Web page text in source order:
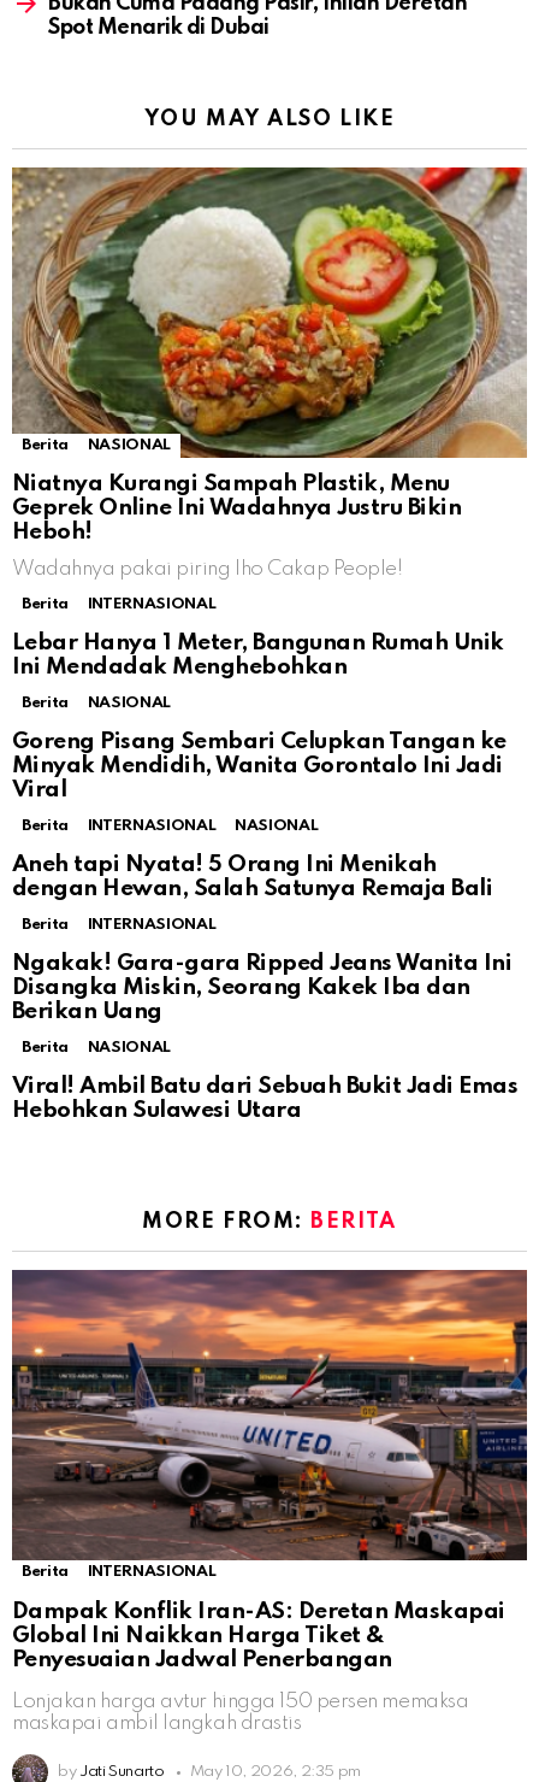
Spot Menarik di Dubai
YOU MAY ALSO LIKE
Berita NASIONAL
Niatnya Kurangi Sampah Plastik, Menu
Geprek Online Ini Wadahnya Justru Bikin
Heboh!
Wadahnya pakai piring lho Cakap People!
Berita INTERNASIONAL
Lebar Hanya 1 Meter, Bangunan Rumah Unik
Ini Mendadak Menghebohkan
Berita NASIONAL
Goreng Pisang Sembari Celupkan Tangan ke
Minyak Mendidih, Wanita Gorontalo Ini Jadi
Viral
Berita INTERNASIONAL NASIONAL
Aneh tapi Nyata! 5 Orang Ini Menikah
dengan Hewan, Salah Satunya Remaja Bali
Berita INTERNASIONAL
Ngakak! Gara-gara Ripped Jeans Wanita Ini
Disangka Miskin, Seorang Kakek Iba dan
Berikan Uang
Berita NASIONAL
Viral! Ambil Batu dari Sebuah Bukit Jadi Emas
Hebohkan Sulawesi Utara
MORE FROM: BERITA
Berita INTERNASIONAL
Dampak Konflik Iran-AS: Deretan Maskapai
Global Ini Naikkan Harga Tiket &
Penyesuaian Jadwal Penerbangan
Lonjakan harga avtur hingga 150 persen memaksa
maskapai ambil langkah drastis
by Jati Sunarto May 10, 2026, 2:35 pm